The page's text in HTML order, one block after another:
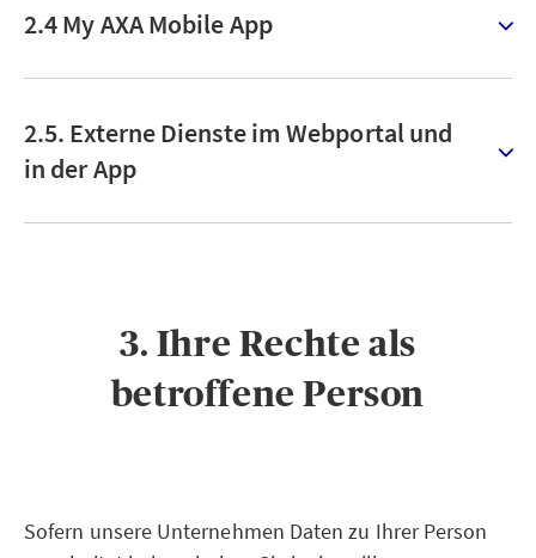
2.4 My AXA Mobile App
2.5. Externe Dienste im Webportal und
in der App
3. Ihre Rechte als
betroffene Person
Sofern unsere Unternehmen Daten zu Ihrer Person